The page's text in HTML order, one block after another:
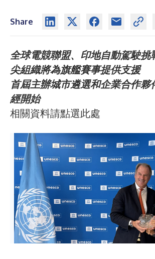
Share
全球電競聯盟、印地自動駕駛挑
尖組織將為旗艦賽事提供支援
首屆主辦城市遴選和企業合作夥
經開始
相關資料請點選此處